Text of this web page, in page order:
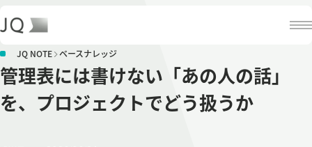
管理表には書けない「あの人の話」
を、プロジェクトでどう扱うか
JQ NOTE ベースナレッジ